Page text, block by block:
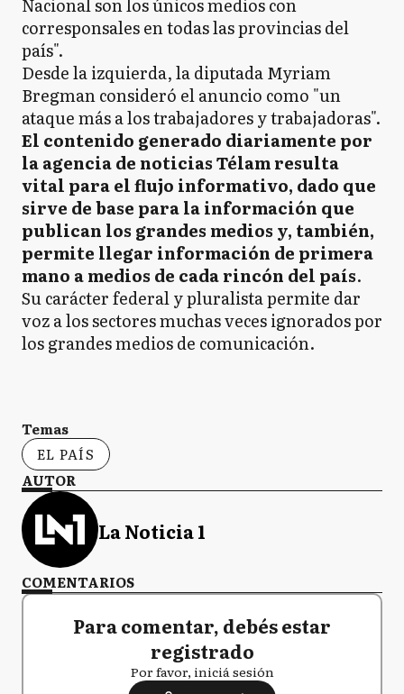
corresponsales en todas las provincias del
país".
Desde la izquierda, la diputada Myriam
Bregman consideró el anuncio como "un
ataque más a los trabajadores y trabajadoras".
El contenido generado diariamente por
la agencia de noticias Télam resulta
vital para el flujo informativo, dado que
sirve de base para la información que
publican los grandes medios y, también,
permite llegar información de primera
mano a medios de cada rincón del país.
Su carácter federal y pluralista permite dar
voz a los sectores muchas veces ignorados por
los grandes medios de comunicación.
Temas
EL PAÍS
AUTOR
La Noticia 1
COMENTARIOS
Para comentar, debés estar
registrado
Por favor, iniciá sesión